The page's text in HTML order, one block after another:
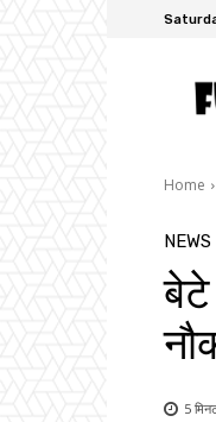
Home
NEWS
बेटे
5